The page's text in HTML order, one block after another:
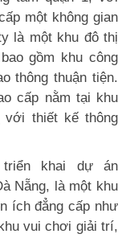
một không gian
là một khu đô thị
gồm khu công
thông thuận tiện.
cấp nằm tại khu
thiết kế thông
khai dự án
Nẵng, là một khu
ích đẳng cấp như
vui chơi giải trí,